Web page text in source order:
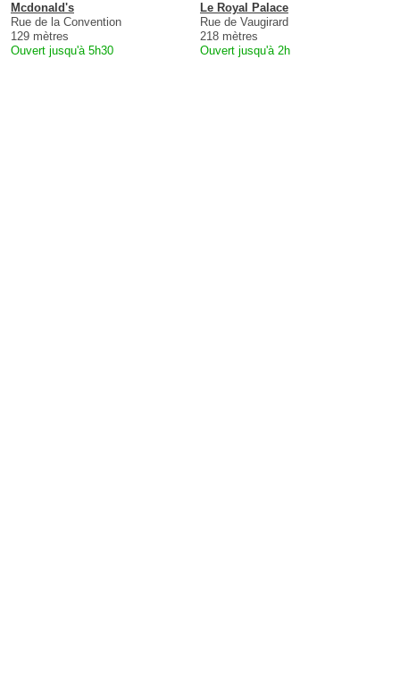
Mcdonald's
Rue de la Convention
129 mètres
Ouvert jusqu'à 5h30
Le Royal Palace
Rue de Vaugirard
218 mètres
Ouvert jusqu'à 2h